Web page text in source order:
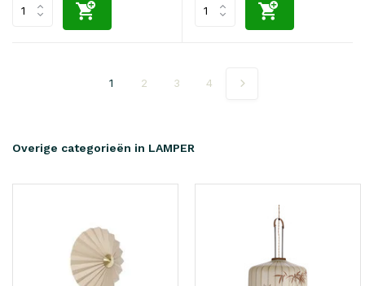
1 2 3 4
Overige categorieën in LAMPER